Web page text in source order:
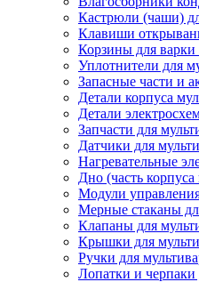
Кастрюли (чаши)
Клавиши
Корзины для варки
Уплотнители для
Запасные части и
Детали корпуса
Детали
Запчасти для
Датчики для
Нагревательные
Дно (часть
Модули
Мерные стаканы
Клапаны для
Крышки для
Ручки для
Лопатки и черпаки